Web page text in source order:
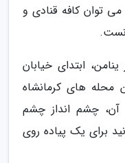
می توان کافه قنادی و
ابتدای خیابان
محله های کرمانشاه
چشم انداز چشم
برای یک پیاده روی